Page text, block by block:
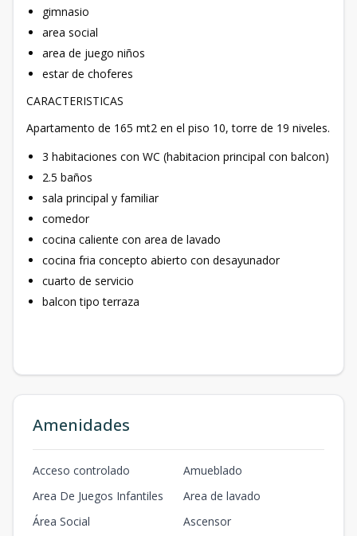
gimnasio
area social
area de juego niños
estar de choferes
CARACTERISTICAS
Apartamento de 165 mt2 en el piso 10, torre de 19 niveles.
3 habitaciones con WC (habitacion principal con balcon)
2.5 baños
sala principal y familiar
comedor
cocina caliente con area de lavado
cocina fria concepto abierto con desayunador
cuarto de servicio
balcon tipo terraza
Amenidades
Acceso controlado
Amueblado
Area De Juegos Infantiles
Area de lavado
Área Social
Ascensor